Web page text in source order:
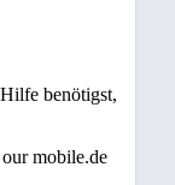
benötigst,
mobile.de